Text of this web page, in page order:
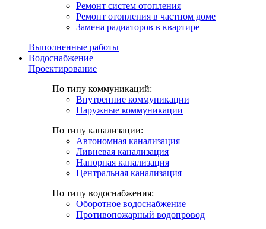
Ремонт систем отопления
Ремонт отопления в частном доме
Замена радиаторов в квартире
Выполненные работы
Водоснабжение
Проектирование
По типу коммуникаций:
Внутренние коммуникации
Наружные коммуникации
По типу канализации:
Автономная канализация
Ливневая канализация
Напорная канализация
Центральная канализация
По типу водоснабжения:
Оборотное водоснабжение
Противопожарный водопровод